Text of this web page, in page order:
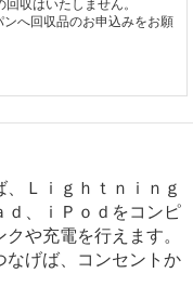
収はいたしません。
へ回収品のお申込みをお願
Ｌｉｇｈｔｎｉｎｇ
ｄ、ｉＰｏｄをコンピ
や充電を行えます。
げば、コンセントか